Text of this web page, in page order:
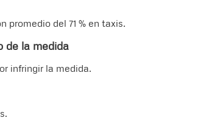
promedio del 71 % en taxis.
de la medida
infringir la medida.